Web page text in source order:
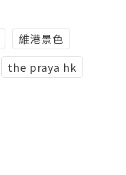
維港景色
the praya hk